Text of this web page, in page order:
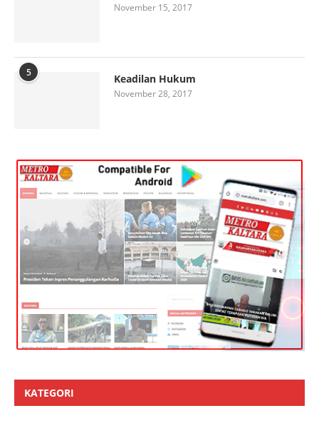
November 15, 2017
5 Keadilan Hukum
November 28, 2017
KATEGORI